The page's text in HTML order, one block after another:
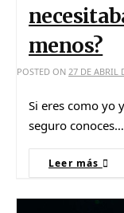
menos?
POSTED ON 27 DE ABRIL
Si eres como yo
seguro conoces…
Leer más